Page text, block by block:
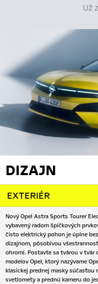
Už
DIZAJN
EXTERIÉR
Nový Opel Astra Sports Tourer
vybavený radom špičkových
čisto elektrický pohon je úplne
dizajnom, pôsobivou
ohromí. Postavte sa tvárou v tvár
modelov Opel, ktorý nazývame
klasickej prednej masky súčasťou
svetlomety a prednú kameru do